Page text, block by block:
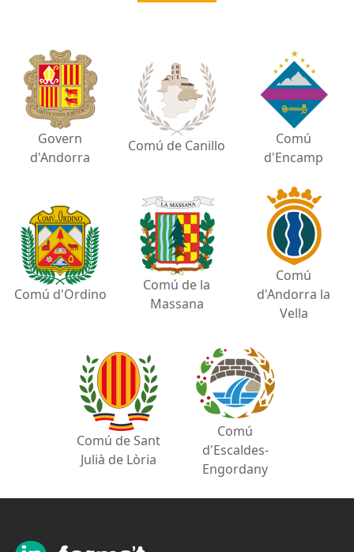
Govern
d'Andorra
Comú de Canillo
Comú
d'Encamp
Comú d'Ordino
Comú de la
Massana
Comú
d'Andorra la
Vella
Comú de Sant
Julià de Lòria
Comú
d'Escaldes-
Engordany